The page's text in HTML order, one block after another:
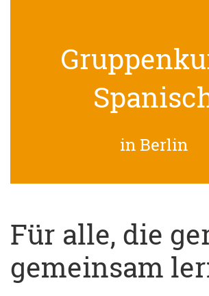
in Berlin
Für alle, die
gemeinsam